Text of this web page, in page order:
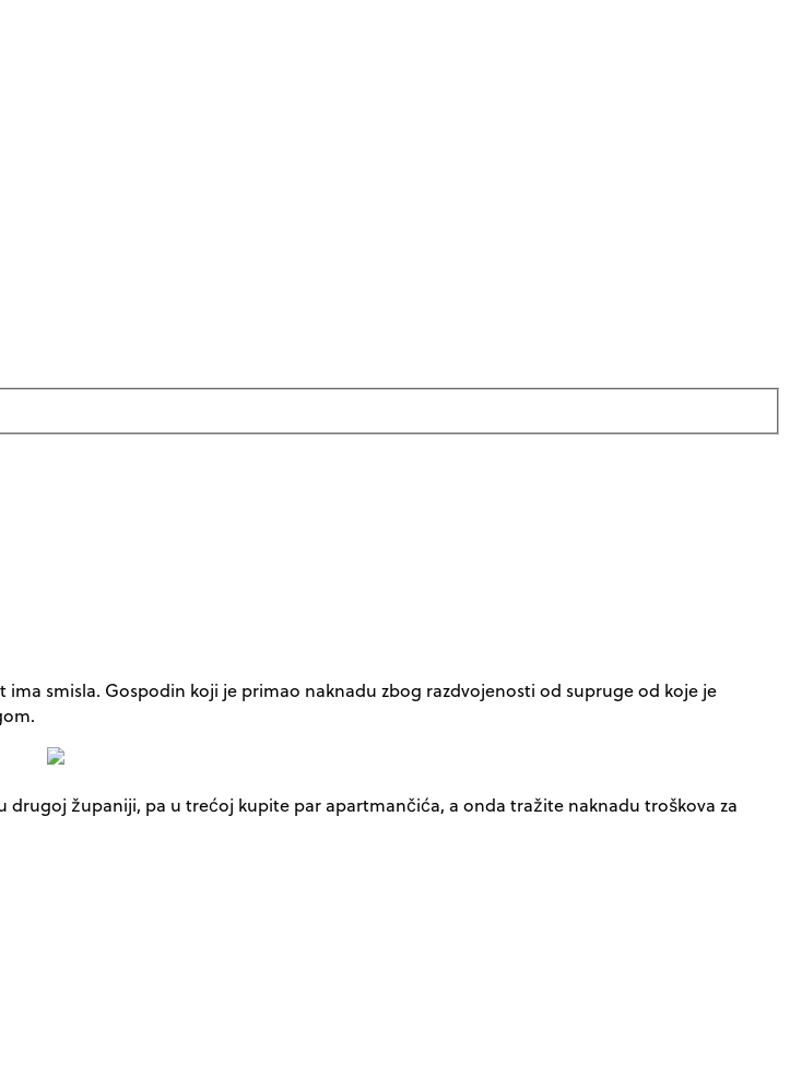
smisla. Gospodin koji je primao naknadu zbog razdvojenosti od supruge od koje je
drugoj županiji, pa u trećoj kupite par apartmančića, a onda tražite naknadu troškova za